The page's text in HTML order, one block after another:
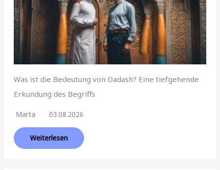
Was ist die Bedeutung von Dadash? Eine tiefgehende
Erkundung des Begriffs
Marta 03.08.2026
Weiterlesen